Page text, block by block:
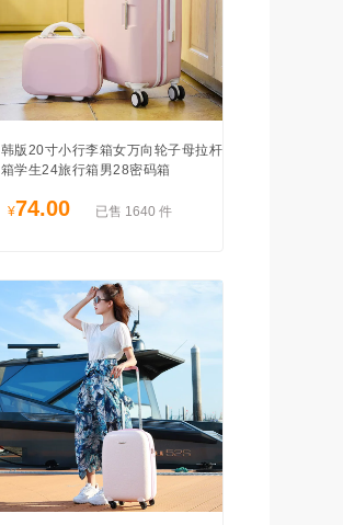
韩版20寸小行李箱女万向轮子母拉杆
箱学生24旅行箱男28密码箱
¥74.00 已售 1640 件